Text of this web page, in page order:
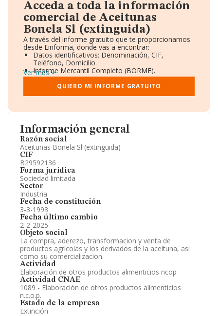
Información general
Razón social
Aceitunas Bonela Sl (extinguida)
CIF
B29592136
Forma jurídica
Sociedad limitada
Sector
Industria
Fecha de constitución
3-3-1993
Fecha último cambio
2-2-2025
Objeto social
La compra, aderezo, transformacion y venta de
productos agricolas y los derivados de la aceituna, asi
como su comercializacion.
Actividad
Elaboración de otros productos alimenticios ncop
Actividad CNAE
1089 - Elaboración de otros productos alimenticios
n.c.o.p.
Estado de la empresa
Extinción
Acceda a toda la información
comercial de Aceitunas
Bonela Sl (extinguida)
A través del informe gratuito que te proporcionamos
desde Einforma, donde vas a encontrar:
Datos identificativos: Denominación, CIF,
Teléfono, Domicilio.
Informe Mercantil Completo (BORME).
Gráficos de Evolución Ventas y Empleados.
Consejo de Administración y Administradores.
Directivos y Ejecutivos.
Información oficial y registral complementaria.
Ver más
QUIERO MI INFORME GRATUITO